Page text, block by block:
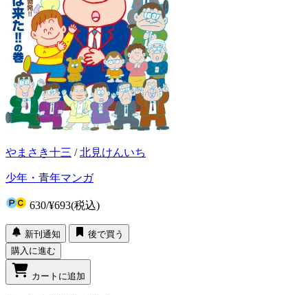
やまさき十三 /北見けんいち
少年・青年マンガ
630/¥693(税込)
新刊通知
後で買う
購入に進む
カートに追加